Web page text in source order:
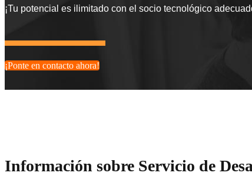
¡Tu potencial es ilimitado con el socio tecnológico
¡Ponte en contacto ahora!
Información sobre Servicio de